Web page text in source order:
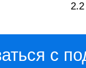
с